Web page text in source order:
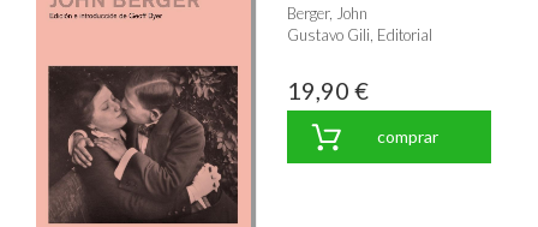
Berger, John
Gustavo Gili, Editorial
19,90 €
comprar